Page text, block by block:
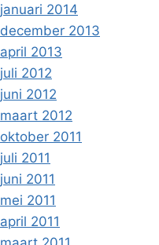
januari 2014
december 2013
april 2013
juli 2012
juni 2012
maart 2012
oktober 2011
juli 2011
juni 2011
mei 2011
april 2011